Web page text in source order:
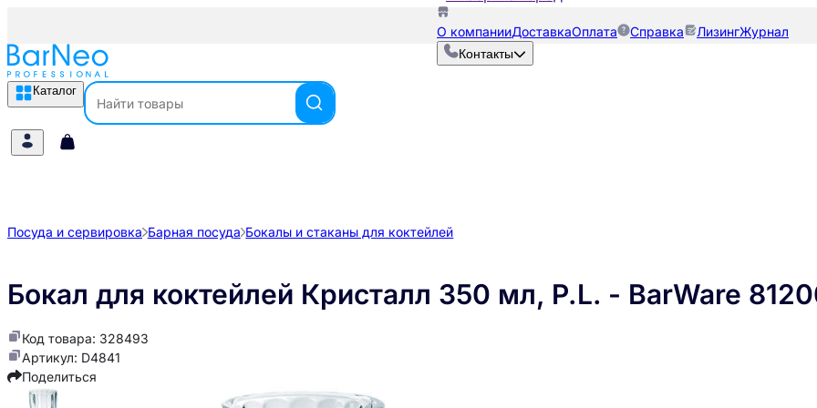
О компанииДоставкаОплата Справка ЛизингЖурнал
Контакты
Каталог
Посуда и сервировка Барная посуда Бокалы и стаканы для коктейлей
Бокал для коктейлей Кристалл 350 мл, P.L. - BarWare
Код товара: 328493
Артикул: D4841
Поделиться